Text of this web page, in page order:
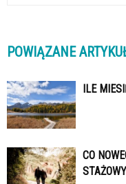
POWIĄZANE
ILE
CO